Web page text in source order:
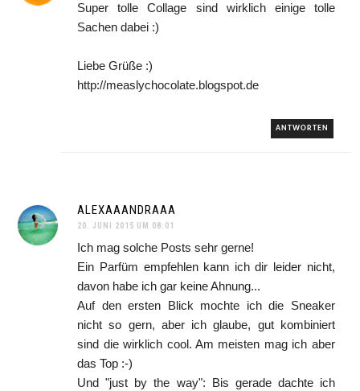
Super tolle Collage sind wirklich einige tolle
Sachen dabei :)
Liebe Grüße :)
http://measlychocolate.blogspot.de
ANTWORTEN
ALEXAAANDRAAA
20. JUNI 2015 UM 08:01
Ich mag solche Posts sehr gerne!
Ein Parfüm empfehlen kann ich dir leider nicht,
davon habe ich gar keine Ahnung...
Auf den ersten Blick mochte ich die Sneaker
nicht so gern, aber ich glaube, gut kombiniert
sind die wirklich cool. Am meisten mag ich aber
das Top :-)
Und "just by the way": Bis gerade dachte ich